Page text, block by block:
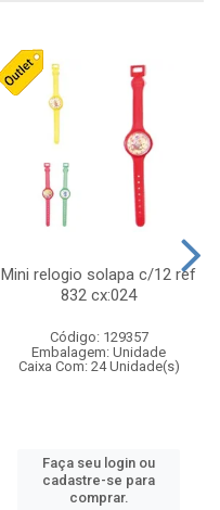
Mini relogio solapa c/12 ref
832 cx:024
Código: 129357
Embalagem: Unidade
Caixa Com: 24 Unidade(s)
Faça seu login ou
cadastre-se para
comprar.